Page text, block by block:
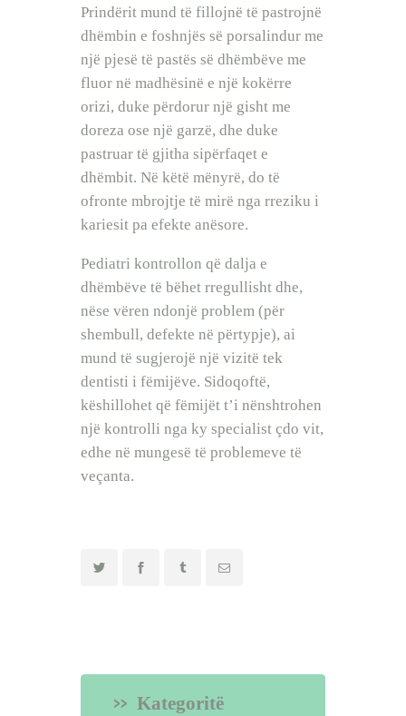
Prindërit mund të fillojnë të pastrojnë
dhëmbin e foshnjës së porsalindur me
një pjesë të pastës së dhëmbëve me
fluor në madhësinë e një kokërre
orizi, duke përdorur një gisht me
doreza ose një garzë, dhe duke
pastruar të gjitha sipërfaqet e
dhëmbit. Në këtë mënyrë, do të
ofronte mbrojtje të mirë nga rreziku i
kariesit pa efekte anësore.
Pediatri kontrollon që dalja e
dhëmbëve të bëhet rregullisht dhe,
nëse vëren ndonjë problem (për
shembull, defekte në përtypje), ai
mund të sugjerojë një vizitë tek
dentisti i fëmijëve. Sidoqoftë,
këshillohet që fëmijët t’i nënshtrohen
një kontrolli nga ky specialist çdo vit,
edhe në mungesë të problemeve të
veçanta.
Kategoritë